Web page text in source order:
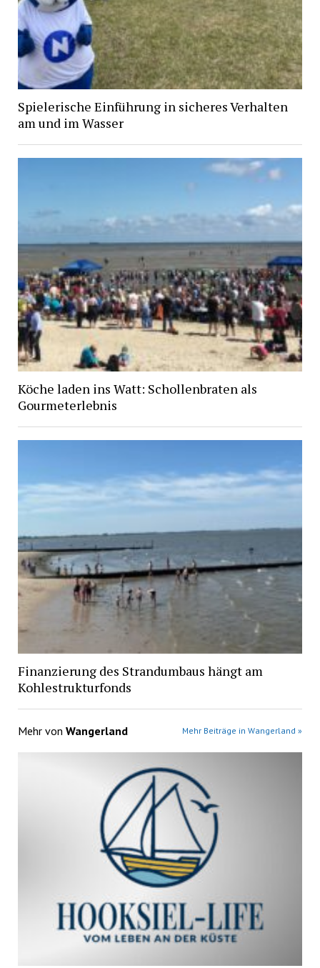
Spielerische Einführung in sicheres Verhalten
am und im Wasser
Köche laden ins Watt: Schollenbraten als
Gourmeterlebnis
Finanzierung des Strandumbaus hängt am
Kohlestrukturfonds
Mehr von Wangerland Mehr Beiträge in Wangerland »